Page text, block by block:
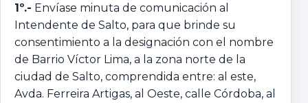
1º.- Envíase minuta de comunicación al
Intendente de Salto, para que brinde su
consentimiento a la designación con el nombre
de Barrio Víctor Lima, a la zona norte de la
ciudad de Salto, comprendida entre: al este,
Avda. Ferreira Artigas, al Oeste, calle Córdoba, al